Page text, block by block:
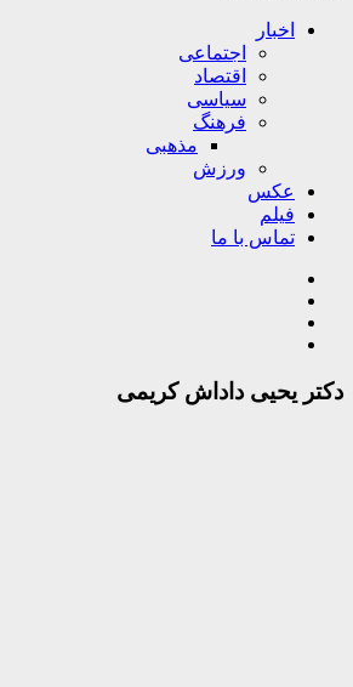
اخبار
اجتماعی
اقتصاد
سیاسی
فرهنگ
مذهبی
ورزش
عکس
فیلم
تماس با ما
دکتر یحیی داداش کریمی